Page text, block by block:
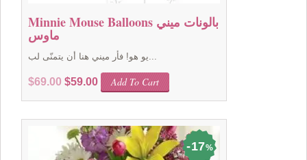
Minnie Mouse Balloons بالونات ميني
ماوس
يو هو! فأر ميني هنا أن يتمنّى لب...
$69.00 Original
$69.00.
$59.00Current
price
$59.00.
Add To Cart
17%